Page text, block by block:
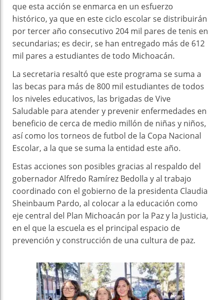
que esta acción se enmarca en un esfuerzo
histórico, ya que en este ciclo escolar se distribuirán
por tercer año consecutivo 204 mil pares de tenis en
secundarias; es decir, se han entregado más de 612
mil pares a estudiantes de todo Michoacán.
La secretaria resaltó que este programa se suma a
las becas para más de 800 mil estudiantes de todos
los niveles educativos, las brigadas de Vive
Saludable para atender y prevenir enfermedades en
beneficio de cerca de medio millón de niñas y niños,
así como los torneos de futbol de la Copa Nacional
Escolar, a la que se suma la entidad este año.
Estas acciones son posibles gracias al respaldo del
gobernador Alfredo Ramírez Bedolla y al trabajo
coordinado con el gobierno de la presidenta Claudia
Sheinbaum Pardo, al colocar a la educación como
eje central del Plan Michoacán por la Paz y la Justicia,
en el que la escuela es el principal espacio de
prevención y construcción de una cultura de paz.